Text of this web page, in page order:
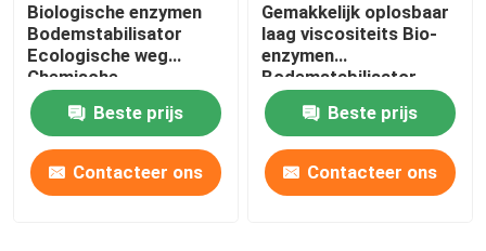
Neem contact met ons op
Vraag een offerte
Stabilisator van de weggrond
Biologische enzymen
Bodemstabilisator
Ecologische weg
Chemische
bodemstabilisatie
Beste prijs
Contacteer ons
Gemakkelijk oplosbaar
laag viscositeits Bio-
enzymen
Bodemstabilisator
Verbetert de bodem op
alle soorten
oppervlakken
Beste prijs
Contacteer ons